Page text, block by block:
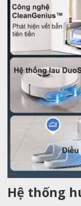
Hệ thống